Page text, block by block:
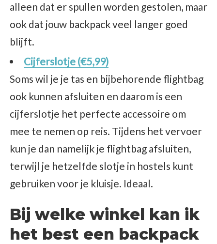
alleen dat er spullen worden gestolen, maar
ook dat jouw backpack veel langer goed
blijft.
Cijferslotje (€5,99)
Soms wil je je tas en bijbehorende flightbag
ook kunnen afsluiten en daarom is een
cijferslotje het perfecte accessoire om
mee te nemen op reis. Tijdens het vervoer
kun je dan namelijk je flightbag afsluiten,
terwijl je hetzelfde slotje in hostels kunt
gebruiken voor je kluisje. Ideaal.
Bij welke winkel kan ik
het best een backpack